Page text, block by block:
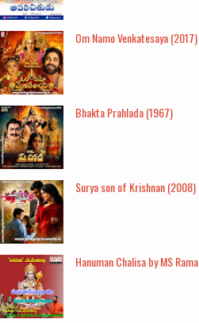
Om Namo Venkatesaya (2017)
Bhakta Prahlada (1967)
Surya son of Krishnan (2008)
Hanuman Chalisa by MS